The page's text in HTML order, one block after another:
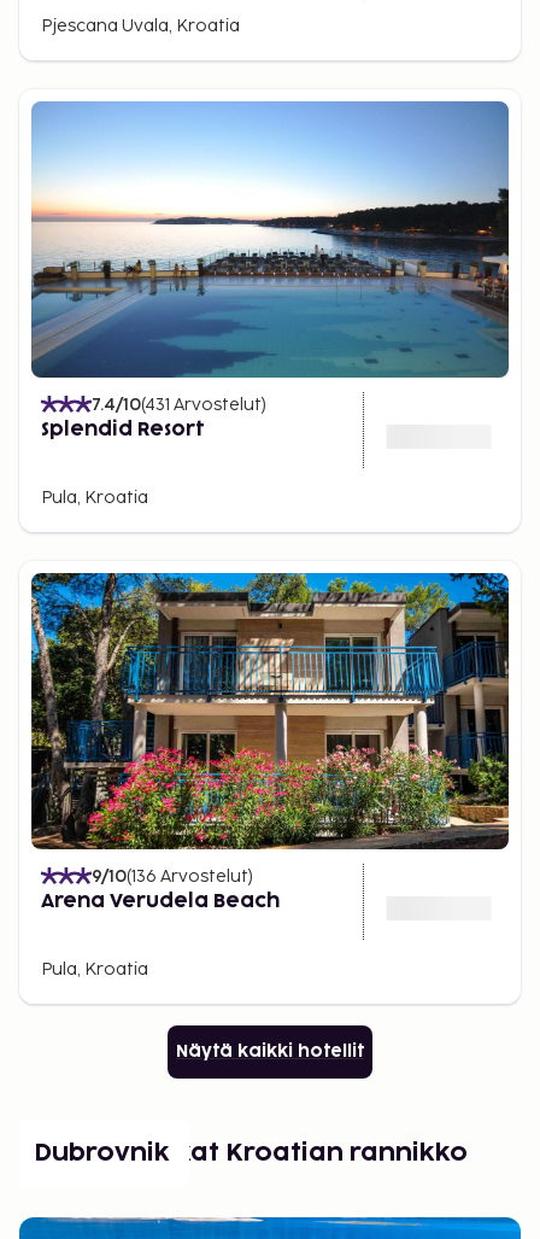
Pjescana Uvala, Kroatia
7.4/10(431 Arvostelut)
Splendid Resort
Pula, Kroatia
9/10(136 Arvostelut)
Arena Verudela Beach
Pula, Kroatia
Näytä kaikki hotellit
Suositut paikat Kroatian rannikko
Dubrovnik